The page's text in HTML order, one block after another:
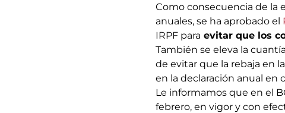
Como consecuencia de la
anuales, se ha aprobado el
IRPF para evitar que los
También se eleva la
de evitar que la rebaja en
en la declaración anual en
Le informamos que en el
febrero, en vigor y con